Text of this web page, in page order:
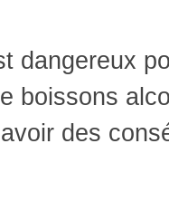
dangereux
boissons
des